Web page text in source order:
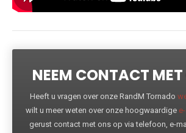
NEEM CONTACT
Heeft u vragen over onze RandM Tornado
wilt u meer weten over onze hoogwaardige
gerust contact met ons op via telefoon, e-